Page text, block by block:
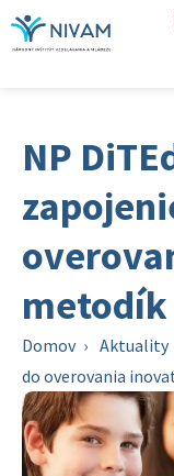
NP
metodík
Domov › Aktuality
do overovania